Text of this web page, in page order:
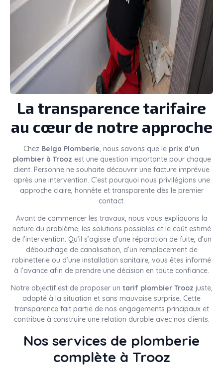
La transparence tarifaire
au cœur de notre approche
Chez Belga Plomberie, nous savons que le prix d’un
plombier à Trooz est une question importante pour chaque
client. Personne ne souhaite découvrir une facture imprévue
après une intervention. C’est pourquoi nous privilégions une
approche claire, honnête et transparente dès le premier
contact.
Avant de commencer les travaux, nous vous expliquons la
nature du problème, les solutions possibles et le coût estimé
de l’intervention. Qu’il s’agisse d’une réparation de fuite, d’un
débouchage de canalisation, d’un remplacement de
robinetterie ou d’une installation sanitaire, vous êtes informé
à l’avance afin de prendre une décision en toute confiance.
Notre objectif est de proposer un tarif plombier Trooz juste,
adapté à la situation et sans mauvaise surprise. Cette
transparence fait partie de nos engagements principaux et
contribue à construire une relation durable avec nos clients.
Nos services de plomberie
complète à Trooz